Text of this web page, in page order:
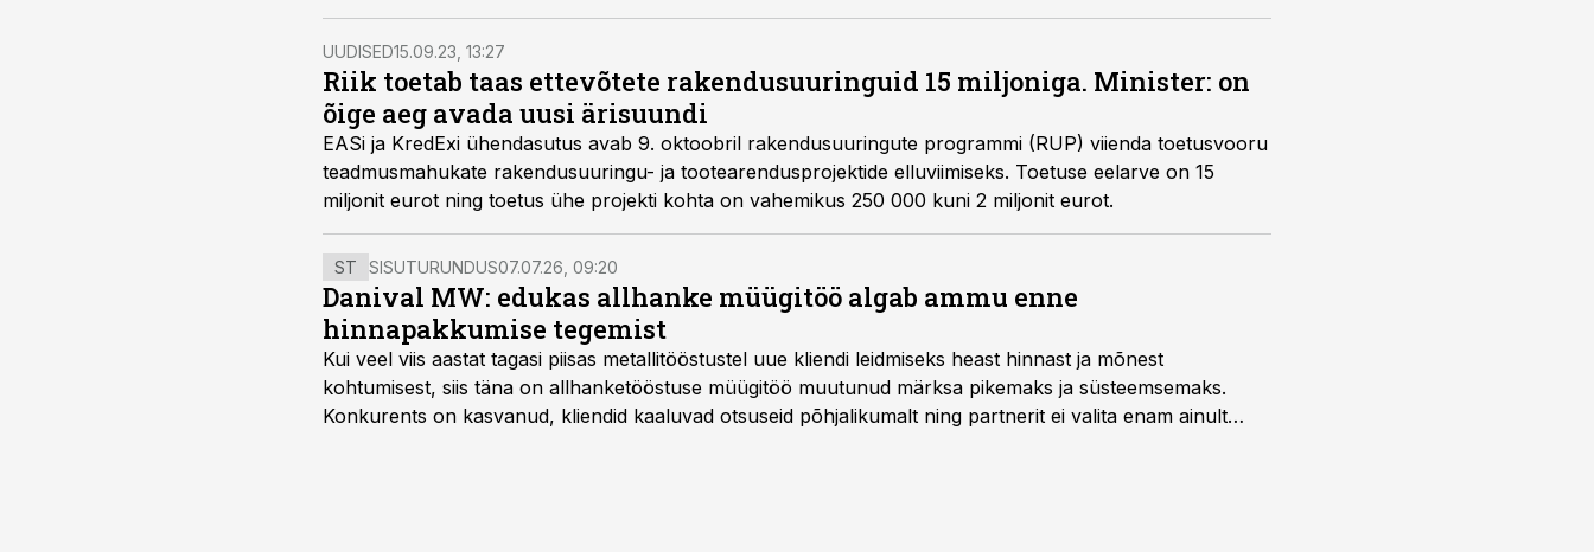
tootmises kui ka uut tüüpi elektrolüüserite ehitamises.
UUDISED15.09.23, 13:27
Riik toetab taas ettevõtete rakendusuuringuid 15 miljoniga. Minister: on
õige aeg avada uusi ärisuundi
EASi ja KredExi ühendasutus avab 9. oktoobril rakendusuuringute programmi (RUP) viienda toetusvooru
teadmusmahukate rakendusuuringu- ja tootearendusprojektide elluviimiseks. Toetuse eelarve on 15
miljonit eurot ning toetus ühe projekti kohta on vahemikus 250 000 kuni 2 miljonit eurot.
ST SISUTURUNDUS07.07.26, 09:20
Danival MW: edukas allhanke müügitöö algab ammu enne
hinnapakkumise tegemist
Kui veel viis aastat tagasi piisas metallitööstustel uue kliendi leidmiseks heast hinnast ja mõnest
kohtumisest, siis täna on allhanketööstuse müügitöö muutunud märksa pikemaks ja süsteemsemaks.
Konkurents on kasvanud, kliendid kaaluvad otsuseid põhjalikumalt ning partnerit ei valita enam ainult